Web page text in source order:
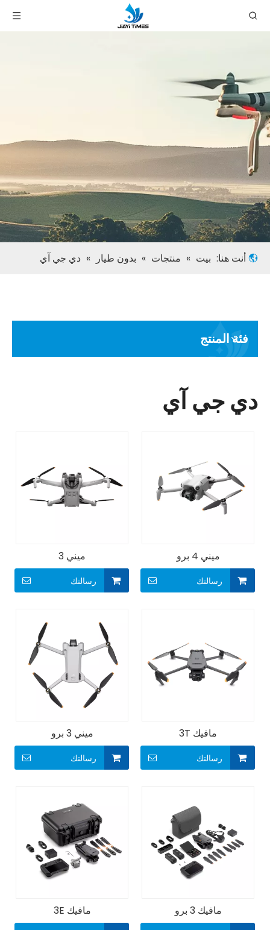
أنت هنا: بيت » منتجات » بدون طيار » دي جي آي
فئة المنتج
دي جي آي
ميني 3
رسالتك
ميني 4 برو
رسالتك
ميني 3 برو
رسالتك
مافيك 3T
رسالتك
مافيك 3E مافيك 3 برو